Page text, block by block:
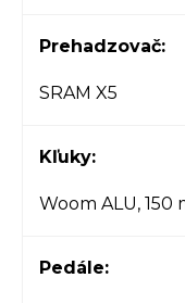
Prehadzovač:
SRAM X5
Kľuky:
Woom ALU, 150
Pedále: